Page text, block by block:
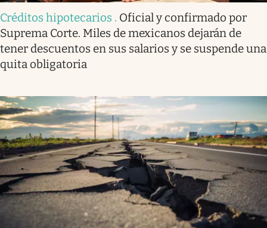
Créditos hipotecarios . Oficial y confirmado por
Suprema Corte. Miles de mexicanos dejarán de
tener descuentos en sus salarios y se suspende una
quita obligatoria